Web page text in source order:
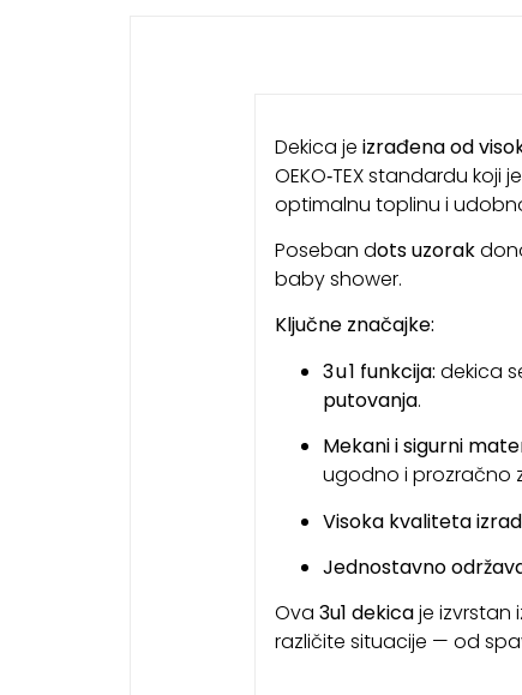
Dekica jeizrađena od
OEKO‑TEX standardu
optimalnu toplinu i
Poseban dotsuzorak
baby shower.
Ključne značajke:
3 u 1 funkcija: dekica
putovanja.
Mekani i sigurni
ugodno i prozračno
Visoka kvaliteta
Jednostavno
Ova3u1 dekicaje izvrstan
različite situacije — od